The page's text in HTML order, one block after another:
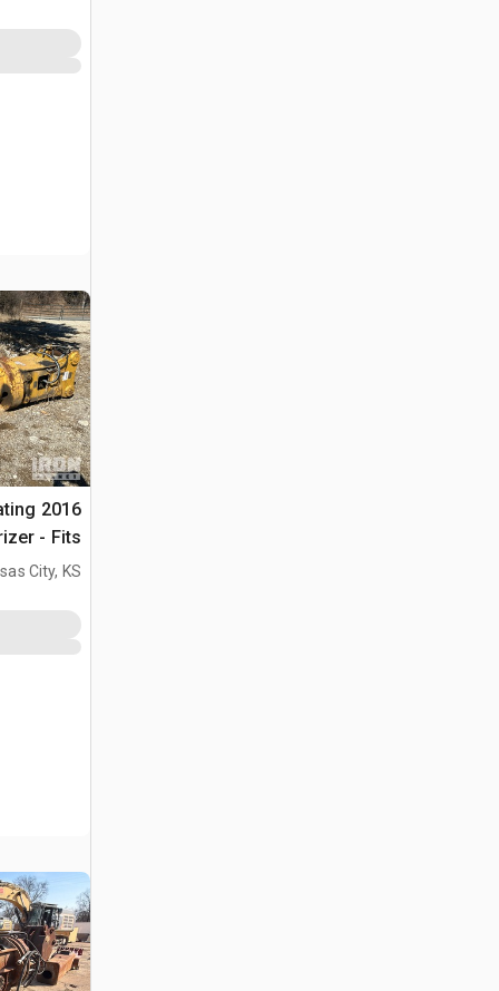
- Fits
Cat 330
City, KS